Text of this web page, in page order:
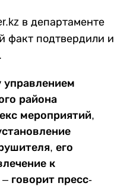
в департаменте
факт подтвердили и
управлением
района
мероприятий,
его
к
говорит пресс-